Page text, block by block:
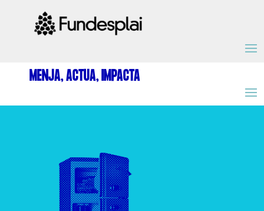
MENJA, ACTUA, IMPACTA
ACTIVITATS D'ESTIU
MÓN ESCOLAR
ALBERG CENTRE ESPLAI
FORMACIÓ